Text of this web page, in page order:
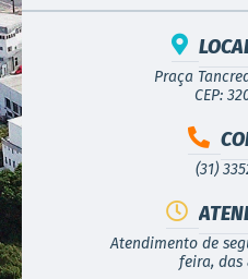
Praça
CEP:
(31)
Atendimento de
feira, das